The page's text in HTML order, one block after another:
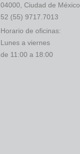
04000, Ciudad de México
52 (55) 9717.7013
Horario de oficinas:
Lunes a viernes
de 11:00 a 18:00